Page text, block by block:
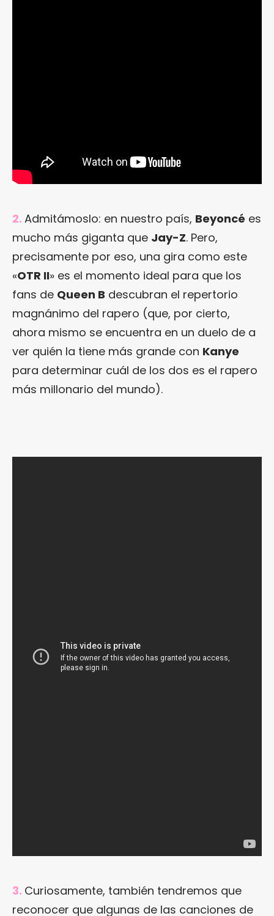
2. Admitámoslo: en nuestro país, Beyoncé es
mucho más giganta que Jay-Z. Pero,
precisamente por eso, una gira como este
«OTR II» es el momento ideal para que los
fans de Queen B descubran el repertorio
magnánimo del rapero (que, por cierto,
ahora mismo se encuentra en un duelo de a
ver quién la tiene más grande con Kanye
para determinar cuál de los dos es el rapero
más millonario del mundo).
3. Curiosamente, también tendremos que
reconocer que algunas de las canciones de